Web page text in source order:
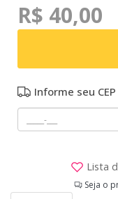
R$ 40,00
Informe seu CEP
Lista
Seja o